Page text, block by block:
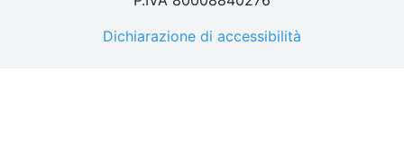
Dichiarazione di accessibilità